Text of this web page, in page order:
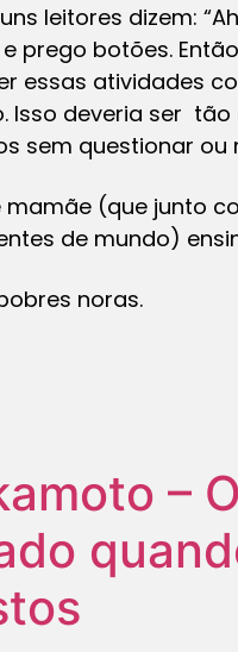
leitores dizem:
prego botões.
essas atividades
Isso deveria ser
sem questionar ou
mamãe (que junto
de mundo)
noras.
–